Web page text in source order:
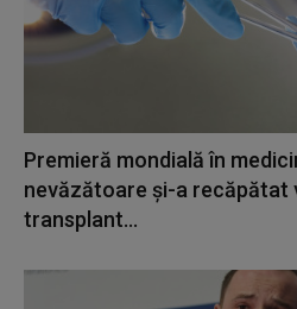
Premieră mondială în
nevăzătoare și-a recăpătat
transplant...